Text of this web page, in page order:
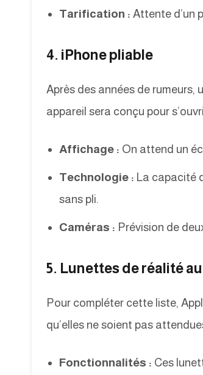
Tarification : Attente d’un
4. iPhone pliable
Après des années de rumeurs,
appareil sera conçu pour
Affichage : On attend un
Technologie : La capacité
sans pli.
Caméras : Prévision de
5. Lunettes de réalité
Pour compléter cette liste,
qu’elles ne soient pas
Fonctionnalités : Ces